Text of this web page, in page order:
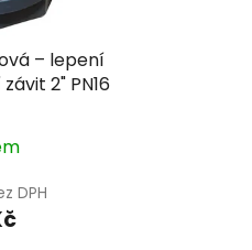
– lepení
2" PN16
DPH